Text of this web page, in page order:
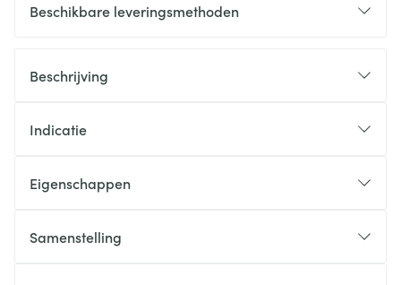
Beschikbare leveringsmethoden
Beschrijving
Indicatie
Eigenschappen
Samenstelling